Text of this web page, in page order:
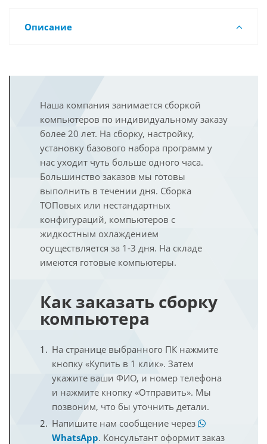
Описание
Наша компания занимается сборкой
компьютеров по индивидуальному заказу
более 20 лет. На сборку, настройку,
установку базового набора программ у
нас уходит чуть больше одного часа.
Большинство заказов мы готовы
выполнить в течении дня. Сборка
ТОПовых или нестандартных
конфигураций, компьютеров с
жидкостным охлаждением
осуществляется за 1-3 дня. На складе
имеются готовые компьютеры.
Как заказать сборку
компьютера
На странице выбранного ПК нажмите
кнопку «Купить в 1 клик». Затем
укажите ваши ФИО, и номер телефона
и нажмите кнопку «Отправить». Мы
позвоним, что бы уточнить детали.
Напишите нам сообщение через
WhatsApp. Консультант оформит заказ